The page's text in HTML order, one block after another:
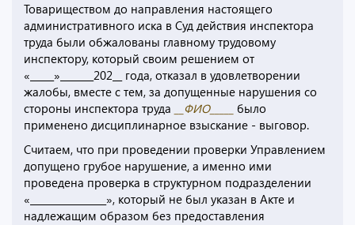
Товариществом до направления настоящего
административного иска в Суд действия инспектора
труда были обжалованы главному трудовому
инспектору, который своим решением от
«_____»_______202__ года, отказал в удовлетворении
жалобы, вместе с тем, за допущенные нарушения со
стороны инспектора труда
__ФИО_____
было
применено дисциплинарное взыскание - выговор.
Считаем, что при проведении проверки Управлением
допущено грубое нарушение, а именно ими
проведена проверка в структурном подразделении
«________________», который не был указан в Акте и
надлежащим образом без предоставления